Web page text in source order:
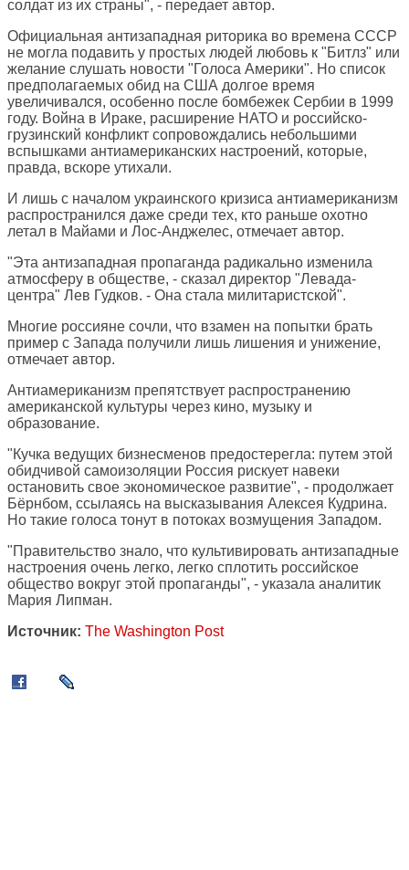
солдат из их страны", - передает автор.
Официальная антизападная риторика во времена СССР
не могла подавить у простых людей любовь к "Битлз" или
желание слушать новости "Голоса Америки". Но список
предполагаемых обид на США долгое время
увеличивался, особенно после бомбежек Сербии в 1999
году. Война в Ираке, расширение НАТО и российско-
грузинский конфликт сопровождались небольшими
вспышками антиамериканских настроений, которые,
правда, вскоре утихали.
И лишь с началом украинского кризиса антиамериканизм
распространился даже среди тех, кто раньше охотно
летал в Майами и Лос-Анджелес, отмечает автор.
"Эта антизападная пропаганда радикально изменила
атмосферу в обществе, - сказал директор "Левада-
центра" Лев Гудков. - Она стала милитаристской".
Многие россияне сочли, что взамен на попытки брать
пример с Запада получили лишь лишения и унижение,
отмечает автор.
Антиамериканизм препятствует распространению
американской культуры через кино, музыку и
образование.
"Кучка ведущих бизнесменов предостерегла: путем этой
обидчивой самоизоляции Россия рискует навеки
остановить свое экономическое развитие", - продолжает
Бёрнбом, ссылаясь на высказывания Алексея Кудрина.
Но такие голоса тонут в потоках возмущения Западом.
"Правительство знало, что культивировать антизападные
настроения очень легко, легко сплотить российское
общество вокруг этой пропаганды", - указала аналитик
Мария Липман.
Источник: The Washington Post